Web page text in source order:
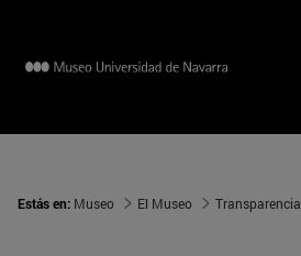
Estás en: Museo El Museo Transparencia